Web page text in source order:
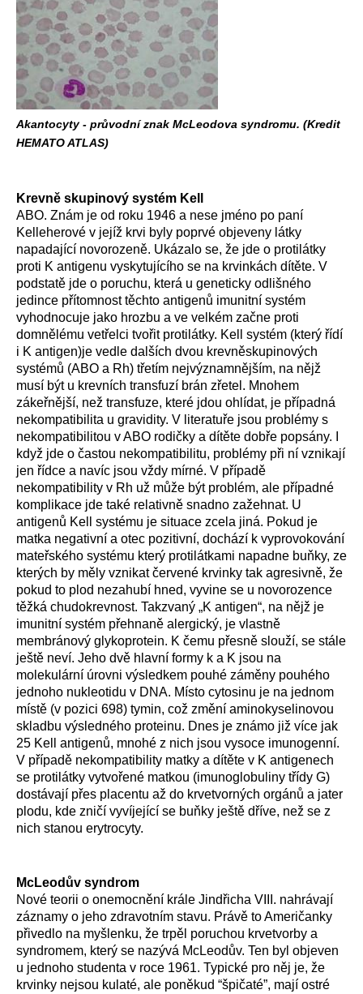
Akantocyty - průvodní znak McLeodova syndromu. (Kredit
HEMATO ATLAS)
Krevně skupinový systém Kell
ABO. Znám je od roku 1946 a nese jméno po paní
Kelleherové v jejíž krvi byly poprvé objeveny látky
napadající novorozeně. Ukázalo se, že jde o protilátky
proti K antigenu vyskytujícího se na krvinkách dítěte. V
podstatě jde o poruchu, která u geneticky odlišného
jedince přítomnost těchto antigenů imunitní systém
vyhodnocuje jako hrozbu a ve velkém začne proti
domnělému vetřelci tvořit protilátky. Kell systém (který řídí
i K antigen)je vedle dalších dvou krevněskupinových
systémů (ABO a Rh) třetím nejvýznamnějším, na nějž
musí být u krevních transfuzí brán zřetel. Mnohem
zákeřnější, než transfuze, které jdou ohlídat, je případná
nekompatibilita u gravidity. V literatuře jsou problémy s
nekompatibilitou v ABO rodičky a dítěte dobře popsány. I
když jde o častou nekompatibilitu, problémy při ní vznikají
jen řídce a navíc jsou vždy mírné. V případě
nekompatibility v Rh už může být problém, ale případné
komplikace jde také relativně snadno zažehnat. U
antigenů Kell systému je situace zcela jiná. Pokud je
matka negativní a otec pozitivní, dochází k vyprovokování
mateřského systému který protilátkami napadne buňky, ze
kterých by měly vznikat červené krvinky tak agresivně, že
pokud to plod nezahubí hned, vyvine se u novorozence
těžká chudokrevnost. Takzvaný „K antigen“, na nějž je
imunitní systém přehnaně alergický, je vlastně
membránový glykoprotein. K čemu přesně slouží, se stále
ještě neví. Jeho dvě hlavní formy k a K jsou na
molekulární úrovni výsledkem pouhé záměny pouhého
jednoho nukleotidu v DNA. Místo cytosinu je na jednom
místě (v pozici 698) tymin, což změní aminokyselinovou
skladbu výsledného proteinu. Dnes je známo již více jak
25 Kell antigenů, mnohé z nich jsou vysoce imunogenní.
V případě nekompatibility matky a dítěte v K antigenech
se protilátky vytvořené matkou (imunoglobuliny třídy G)
dostávají přes placentu až do krvetvorných orgánů a jater
plodu, kde zničí vyvíjející se buňky ještě dříve, než se z
nich stanou erytrocyty.
McLeodův syndrom
Nové teorii o onemocnění krále Jindřicha VIII. nahrávají
záznamy o jeho zdravotním stavu. Právě to Američanky
přivedlo na myšlenku, že trpěl poruchou krvetvorby a
syndromem, který se nazývá McLeodův. Ten byl objeven
u jednoho studenta v roce 1961. Typické pro něj je, že
krvinky nejsou kulaté, ale poněkud “špičaté”, mají ostré